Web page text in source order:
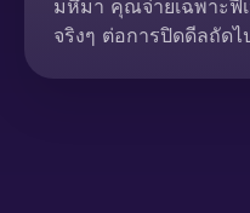
มหึมา คุณจ่ายเฉพาะฟี
จริงๆ ต่อการปิดดีลถัด